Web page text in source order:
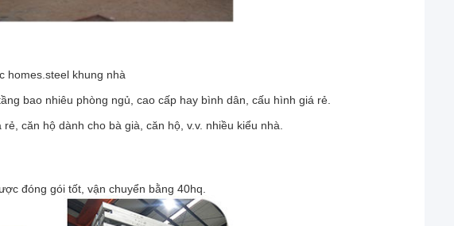
homes.steel khung nhà
bao nhiêu phòng ngủ, cao cấp hay bình dân, cấu hình giá rẻ.
căn hộ dành cho bà già, căn hộ, v.v. nhiều kiểu nhà.
đóng gói tốt, vận chuyển bằng 40hq.